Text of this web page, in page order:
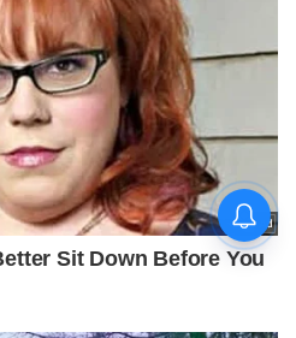
चिराग पासवान और पीएम मोदी ने छठ
पूजा के समापन पर देशवासियों को दी
शुभकामनाएं, छठी मैया से देश की
समृद्धि की कामना की